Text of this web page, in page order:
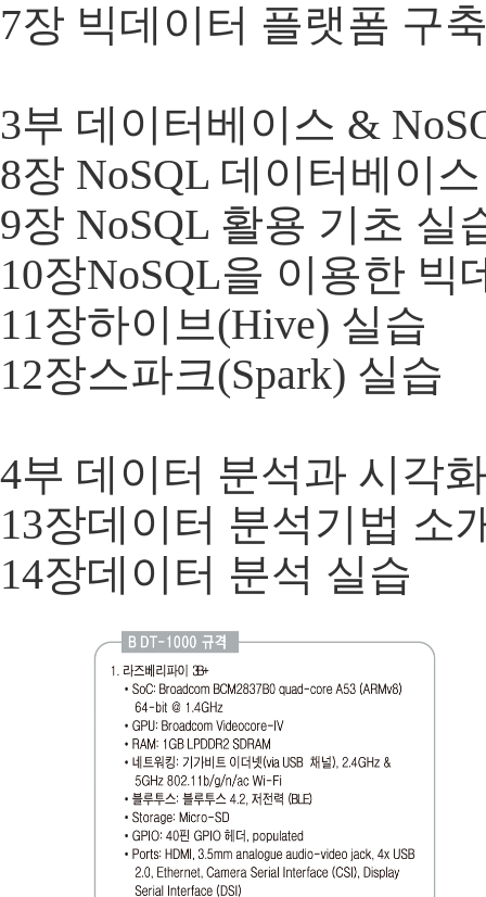
7장 빅데이터 플랫폼 구
​3부 데이터베이스 &
8장 NoSQL 데이터베이
9장 NoSQL 활용 기초 실
10장NoSQL을 이용한 빅
11장하이브(Hive) 실습
12장스파크(Spark) 실습
4부 데이터 분석과 시각
13장데이터 분석기법 소
14장데이터 분석 실습